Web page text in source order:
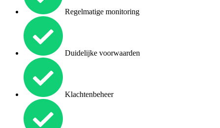
Regelmatige monitoring
Duidelijke voorwaarden
Klachtenbeheer